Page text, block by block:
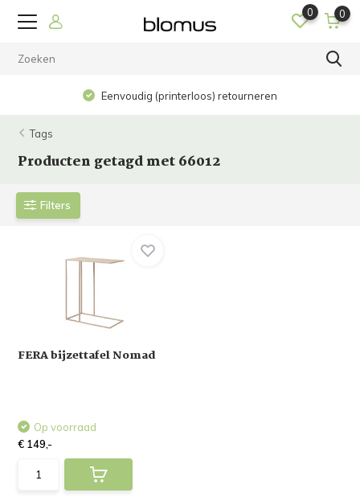
0 0
Eenvoudig (printerloos) retourneren
Tags
Producten getagd met 66012
Filters
FERA bijzettafel Nomad
Op voorraad
€ 149,-